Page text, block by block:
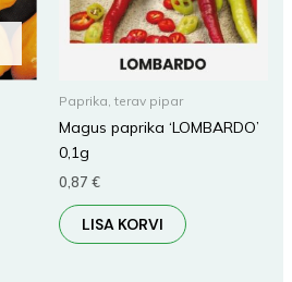
Paprika, terav pipar
Magus paprika ‘LOMBARDO’
0,1g
0,87 €
LISA KORVI